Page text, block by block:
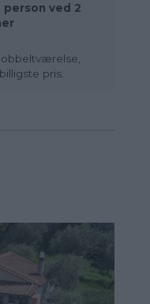
person ved 2
pris.